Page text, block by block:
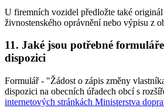
U firemních vozidel předložte také
živnostenského oprávnění nebo výpisu z
11. Jaké jsou potřebné
dispozici
Formulář - "Žádost o zápis změny
dispozici na obecních úřadech obcí s
internetových stránkách Ministerstva